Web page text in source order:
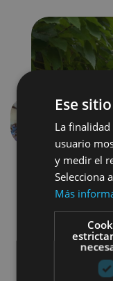
Previous
Ese
La
usuario
y medir el
Selecciona
Más